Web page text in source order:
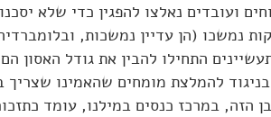
ועובדים נאלצו להפגין כדי שלא
נמשכו (הן עדיין נמשכות,
התחילו להבין את גודל האסון
ענקי ב־21 מיליון יורו, בניגוד להמלצת מומחים שהאמינו
הזה, במרכז כנסים במילנו, עומד